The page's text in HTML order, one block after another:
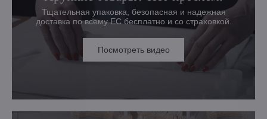
Тщательная упаковка, безопасная и надежная
доставка по всему ЕС бесплатно и со страховкой.
Посмотреть видео